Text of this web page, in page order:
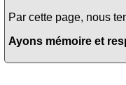
Par cette page, nous
Ayons mémoire et